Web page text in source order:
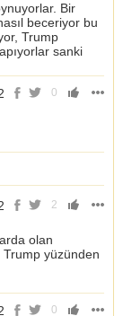
Bir
beceriyor bu
Trump
sanki
0
2
olan
yüzünden
0